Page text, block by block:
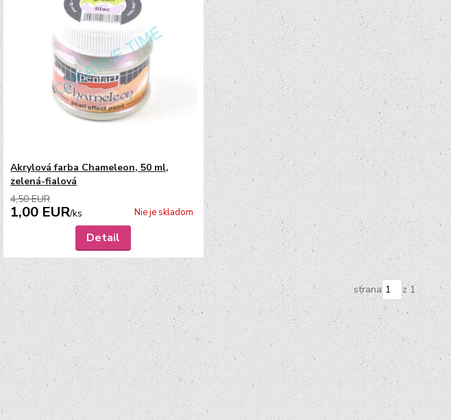
Akrylová farba Chameleon, 50 ml,
zelená-fialová
4,50 EUR
1,00 EUR/ks Nie je skladom
Detail
strana z 1